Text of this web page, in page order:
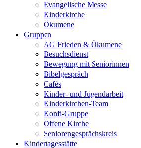
Evangelische Messe
Kinderkirche
Ökumene
Gruppen
AG Frieden & Ökumene
Besuchsdienst
Bewegung mit Seniorinnen
Bibelgespräch
Cafés
Kinder- und Jugendarbeit
Kinderkirchen-Team
Konfi-Gruppe
Offene Kirche
Seniorengesprächskreis
Kindertagesstätte